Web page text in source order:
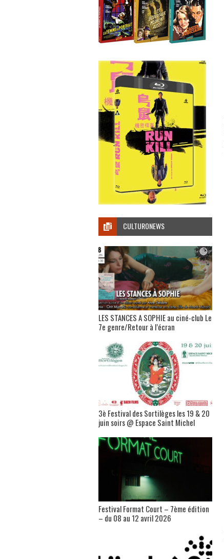
CULTURONEWS
LES STANCES A SOPHIE au ciné-club Le
7e genre/Retour à l’écran
3è Festival des Sortilèges les 19 & 20
juin soirs @ Espace Saint Michel
Festival Format Court – 7ème édition
– du 08 au 12 avril 2026